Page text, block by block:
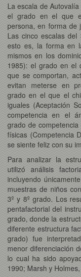
La escala de
el grado en el que
persona, en forma de
Las cinco escalas del
esto es, la forma en
mismos en los
1985): el grado en el
que se comportan,
evitan meterse en
grado en el que el
iguales (Aceptación
competencia en el
grado de
físicas (Competencia
se siente feliz con su
Para analizar la
utilizó análisis
incluyendo
muestras de niños
3º y 8º grado. Los
pentafactorial del
grado, donde la
diferente estructura
grado) fue
menor diferenciación
lo cual ha sido
1990; Marsh y